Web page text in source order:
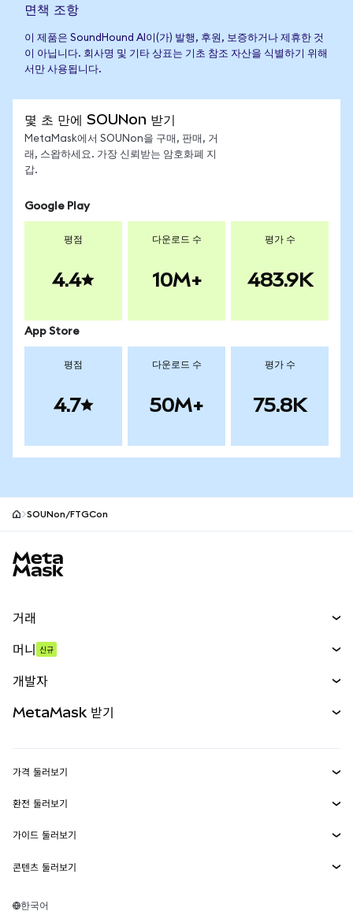
면책 조항
이 제품은 SoundHound AI이(가) 발행, 후원, 보증하거나 제휴한 것
이 아닙니다. 회사명 및 기타 상표는 기초 참조 자산을 식별하기 위해
서만 사용됩니다.
몇 초 만에 SOUNon 받기
MetaMask에서 SOUNon을 구매, 판매, 거
래, 스왑하세요. 가장 신뢰받는 암호화폐 지
갑.
Google Play
평점
4.4
다운로드 수
10M+
평가 수
483.9K
App Store
평점
4.7
다운로드 수
50M+
평가 수
75.8K
SOUNon/FTGCon
거래
무기한 선물
실물자산
머니 신규
개발자
MetaMask Connect
Snaps
웹3 서비스
MetaMask 받기
보안
고객 지원
채용
가격 둘러보기
이더리움 가격
솔라나 가격
테더 가격
환전 둘러보기
ETH를 USD로 환전
USDT를 INR로 환전
BTC를 INR로 환전
가이드 둘러보기
ETH 매수
콘텐츠 둘러보기
솔라나 지갑
한국어